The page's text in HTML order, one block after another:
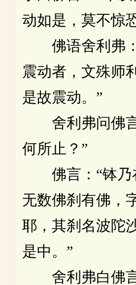
动如是，莫不惊
佛语舍利弗：
震动者，文殊师
是故震动。”
舍利弗问佛言
何所止？”
佛言：“钵乃
无数佛刹有佛，
耶，其刹名波陀
是中。”
舍利弗白佛言